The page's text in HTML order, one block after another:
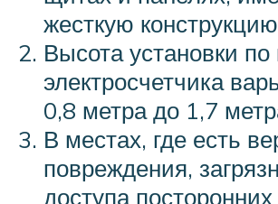
жесткую
Высота установки
электросчетчика
0,8 метра до 1,7
В местах, где есть
повреждения,
доступа